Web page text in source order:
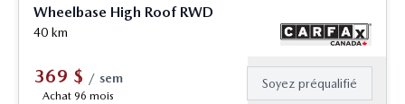
Wheelbase High Roof RWD
40 km
369 $ / sem
Achat 96 mois
Soyez préqualifié